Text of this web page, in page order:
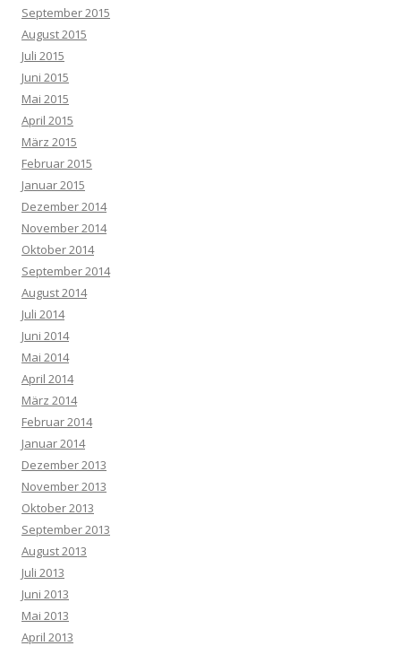
September 2015
August 2015
Juli 2015
Juni 2015
Mai 2015
April 2015
März 2015
Februar 2015
Januar 2015
Dezember 2014
November 2014
Oktober 2014
September 2014
August 2014
Juli 2014
Juni 2014
Mai 2014
April 2014
März 2014
Februar 2014
Januar 2014
Dezember 2013
November 2013
Oktober 2013
September 2013
August 2013
Juli 2013
Juni 2013
Mai 2013
April 2013